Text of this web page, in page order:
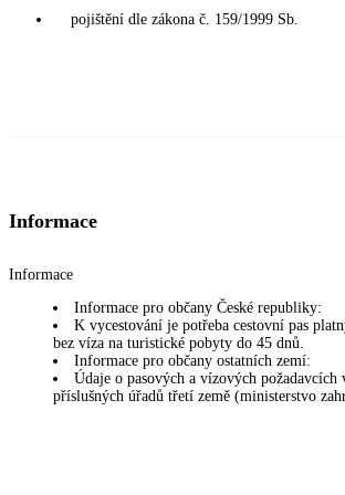
pojištění dle zákona č. 159/1999 Sb.
Informace
Informace
Informace pro občany České republiky:
K vycestování je potřeba cestovní pas
bez víza na turistické pobyty do 45 dnů.
Informace pro občany ostatních zemí:
Údaje o pasových a vízových
příslušných úřadů třetí země (ministerstvo